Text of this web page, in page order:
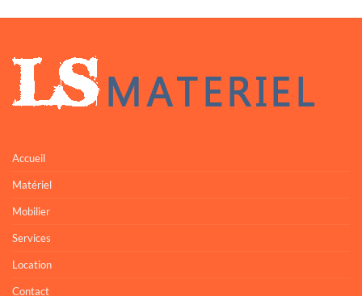
Accueil
Matériel
Mobilier
Services
Location
Contact